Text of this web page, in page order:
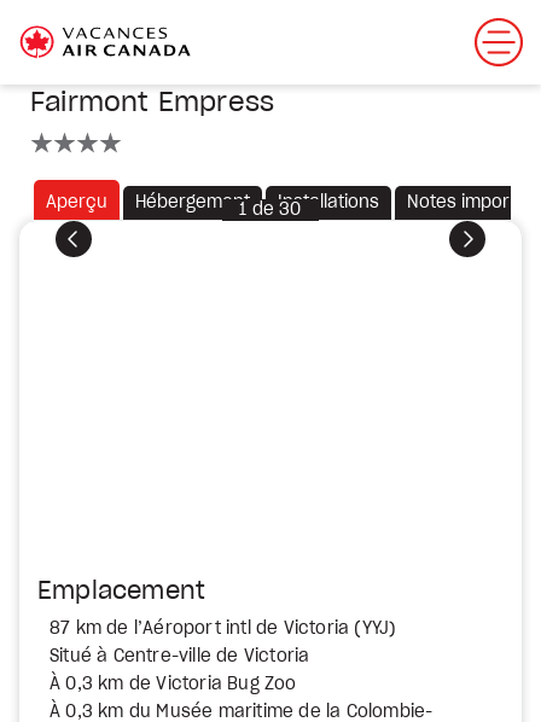
Fairmont Empress
Aperçu Hébergement Installations Notes
Précédent Suivant
1 de30
Emplacement
87 km de l’Aéroport intl de Victoria (YYJ)
Situé à Centre-ville de Victoria
À 0,3 km de Victoria Bug Zoo
À 0,3 km du Musée maritime de la Colombie-